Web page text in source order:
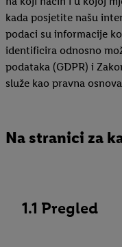
kada posjetite našu
podaci su informacije
identificira odnosno
podataka (GDPR) i
služe kao pravna
Na stranici za
1.1 Pregled